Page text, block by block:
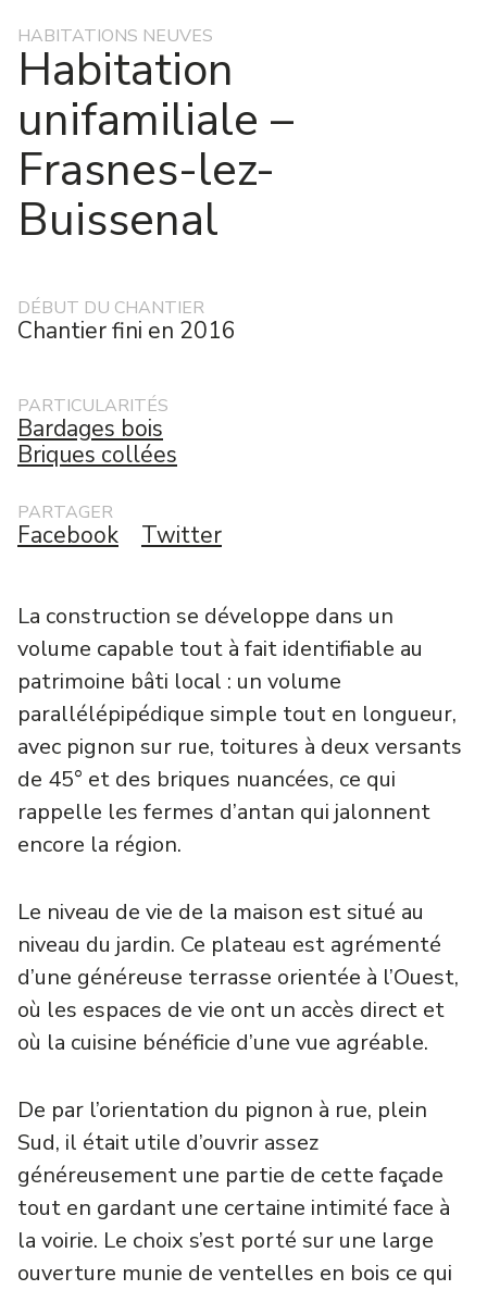
HABITATIONS NEUVES
Habitation
unifamiliale –
Frasnes-lez-
Buissenal
DÉBUT DU CHANTIER
Chantier fini en 2016
PARTICULARITÉS
Bardages bois
Briques collées
PARTAGER
Facebook Twitter
La construction se développe dans un
volume capable tout à fait identifiable au
patrimoine bâti local : un volume
parallélépipédique simple tout en longueur,
avec pignon sur rue, toitures à deux versants
de 45° et des briques nuancées, ce qui
rappelle les fermes d’antan qui jalonnent
encore la région.
Le niveau de vie de la maison est situé au
niveau du jardin. Ce plateau est agrémenté
d’une généreuse terrasse orientée à l’Ouest,
où les espaces de vie ont un accès direct et
où la cuisine bénéficie d’une vue agréable.
De par l’orientation du pignon à rue, plein
Sud, il était utile d’ouvrir assez
généreusement une partie de cette façade
tout en gardant une certaine intimité face à
la voirie. Le choix s’est porté sur une large
ouverture munie de ventelles en bois ce qui